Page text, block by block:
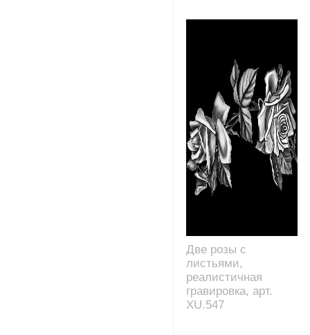
Две розы с
листьями,
реалистичная
гравировка, арт.
XU.547